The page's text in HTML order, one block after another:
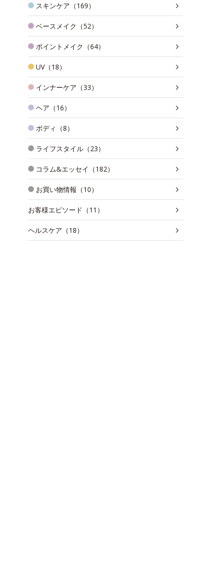
スキンケア（169）
ベースメイク（52）
ポイントメイク（64）
UV（18）
インナーケア（33）
ヘア（16）
ボディ（8）
ライフスタイル（23）
コラム&エッセイ（182）
お買い物情報（10）
お客様エピソード（11）
ヘルスケア（18）